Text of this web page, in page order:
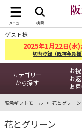
ゲスト様
2025年1月22日(水)
切替登録（既存会員
カテゴリー
から探す
お祝
お返
お
阪急ギフトモール 花とグリーン
花とグリーン